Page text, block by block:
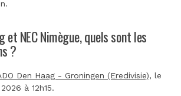
.
et NEC Nimègue, quels sont les
?
Den Haag - Groningen (Eredivisie), le
à 12h15.